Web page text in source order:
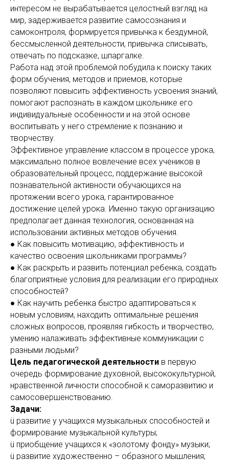
интересом не вырабатывается целостный взгляд на
мир, задерживается развитие самосознания и
самоконтроля, формируется привычка к бездумной,
бессмысленной деятельности, привычка списывать,
отвечать по подсказке, шпаргалке.
Работа над этой проблемой побудила к поиску таких
форм обучения, методов и приемов, которые
позволяют повысить эффективность усвоения знаний,
помогают распознать в каждом школьнике его
индивидуальные особенности и на этой основе
воспитывать у него стремление к познанию и
творчеству.
Эффективное управление классом в процессе урока,
максимально полное вовлечение всех учеников в
образовательный процесс, поддержание высокой
познавательной активности обучающихся на
протяжении всего урока, гарантированное
достижение целей урока. Именно такую организацию
предполагает данная технология, основанная на
использовании активных методов обучения.
● Как повысить мотивацию, эффективность и
качество освоения школьниками программы?
● Как раскрыть и развить потенциал ребенка, создать
благоприятные условия для реализации его природных
способностей?
● Как научить ребенка быстро адаптироваться к
новым условиям, находить оптимальные решения
сложных вопросов, проявляя гибкость и творчество,
умению налаживать эффективные коммуникации с
разными людьми?
Цель педагогической деятельности в первую
очередь формирование духовной, высококультурной,
нравственной личности способной к саморазвитию и
самосовершенствованию.
Задачи:
ü развитие у учащихся музыкальных способностей и
формирование музыкальной культуры;
ü приобщение учащихся к «золотому фонду» музыки;
ü развитие художественно – образного мышления;